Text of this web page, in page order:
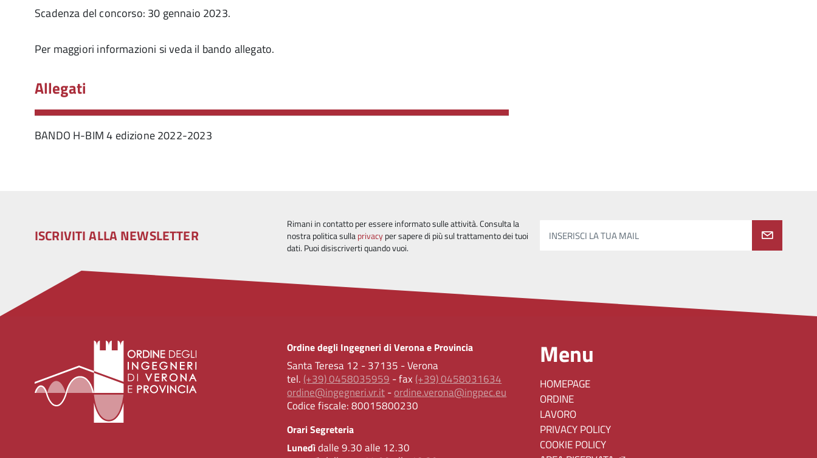
Scadenza del concorso: 30 gennaio 2023.
Per maggiori informazioni si veda il bando allegato.
Allegati
BANDO H-BIM 4 edizione 2022-2023
ISCRIVITI ALLA NEWSLETTER
Rimani in contatto per essere informato sulle attività. Consulta la
nostra politica sullaprivacyper sapere di più sul trattamento dei tuoi
dati. Puoi disiscriverti quando vuoi.
INSERISCI LA TUA MAIL
Ordine degli Ingegneri di Verona e Provincia
Santa Teresa 12 - 37135 - Verona
tel. (+39) 0458035959 - fax (+39) 0458031634
ordine@ingegneri.vr.it-ordine.verona@ingpec.eu
Codice fiscale:80015800230
Orari Segreteria
Lunedìdalle 9.30 alle 12.30
Menu
HOMEPAGE
ORDINE
LAVORO
PRIVACY POLICY
COOKIE POLICY